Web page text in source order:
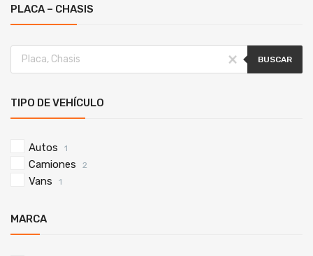
PLACA – CHASIS
BUSCAR
TIPO DE VEHÍCULO
Autos 1
Camiones 2
Vans 1
MARCA